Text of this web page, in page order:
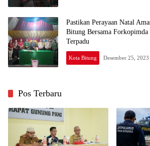
Pastikan Perayaan Natal
Bitung Bersama Forkopimda
Terpadu
Kota Bitung Desember 25, 2023
Pos Terbaru